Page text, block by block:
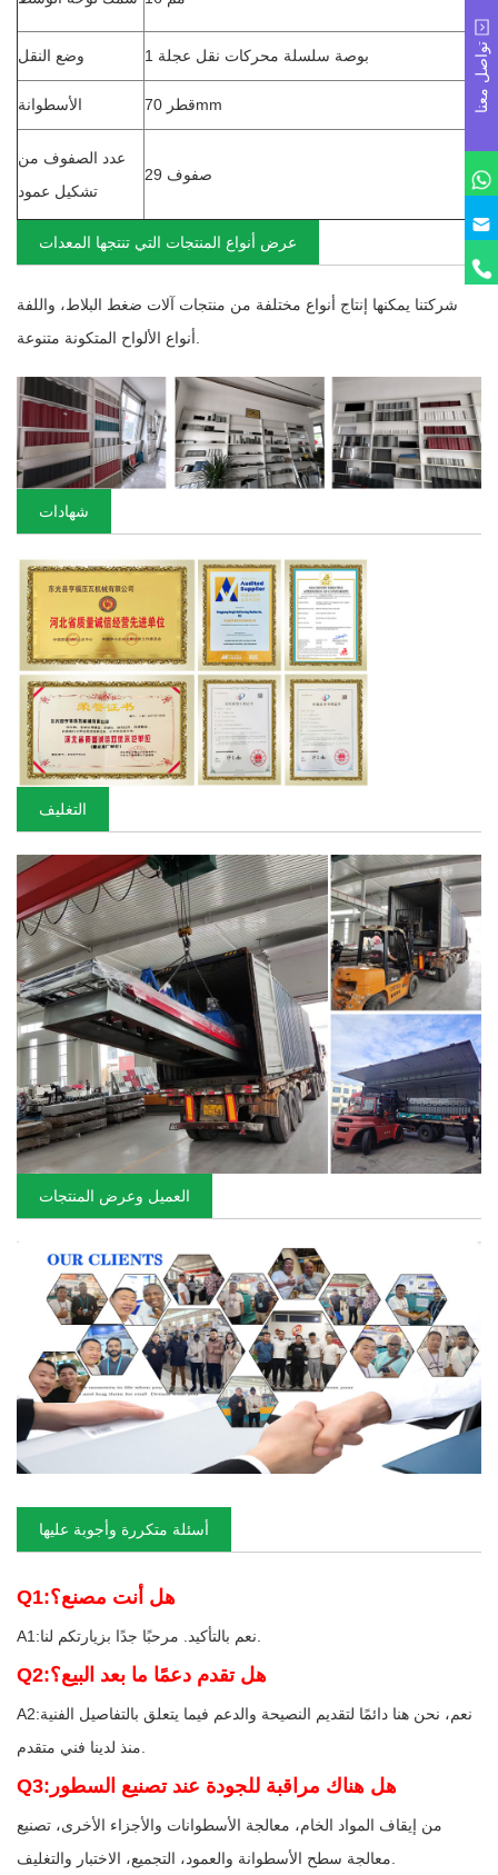
وضع النقل 1 بوصة سلسلة محركات نقل عجلة
الأسطوانة قطر 70mm
عدد الصفوف من
تشكيل عمود
29 صفوف
عرض أنواع المنتجات التي تنتجها المعدات
شركتنا يمكنها إنتاج أنواع مختلفة من منتجات آلات ضغط البلاط، واللفة
أنواع الألواح المتكونة متنوعة.
شهادات
التغليف
العميل وعرض المنتجات
أسئلة متكررة وأجوبة عليها
Q1:هل أنت مصنع؟
Q2:هل تقدم دعمًا ما بعد البيع؟
A2:نعم، نحن هنا دائمًا لتقديم النصيحة والدعم فيما يتعلق بالتفاصيل الفنية
Q3:هل هناك مراقبة للجودة عند تصنيع السطور
من إيقاف المواد الخام، معالجة الأسطوانات والأجزاء الأخرى، تصنيع
تواصل معنا